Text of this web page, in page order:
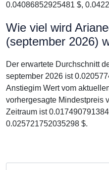
0.04086852925481 $,
Wie viel wird
(september 2026)
Der erwartete Durchschnitt
september 2026 ist
Anstiegim Wert vom
vorhergesagte Mindestpreis
Zeitraum ist
0.025721752035298 $.